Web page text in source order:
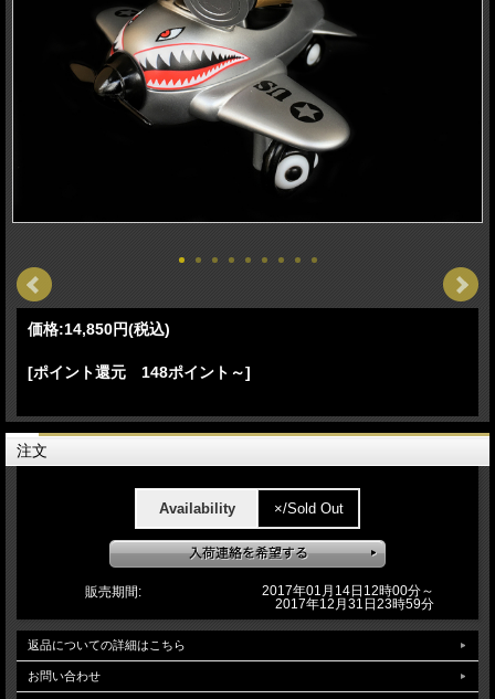
価格:14,850円(税込)
[ポイント還元 148ポイント～]
注文
Availability ×/Sold Out
販売期間:
2017年01月14日12時00分～
2017年12月31日23時59分
返品についての詳細はこちら
お問い合わせ